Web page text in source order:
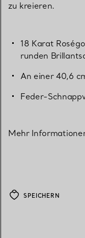
zu kreieren.
18 Karat
runden
An einer 40,6
Feder-
Mehr
SPEICHERN